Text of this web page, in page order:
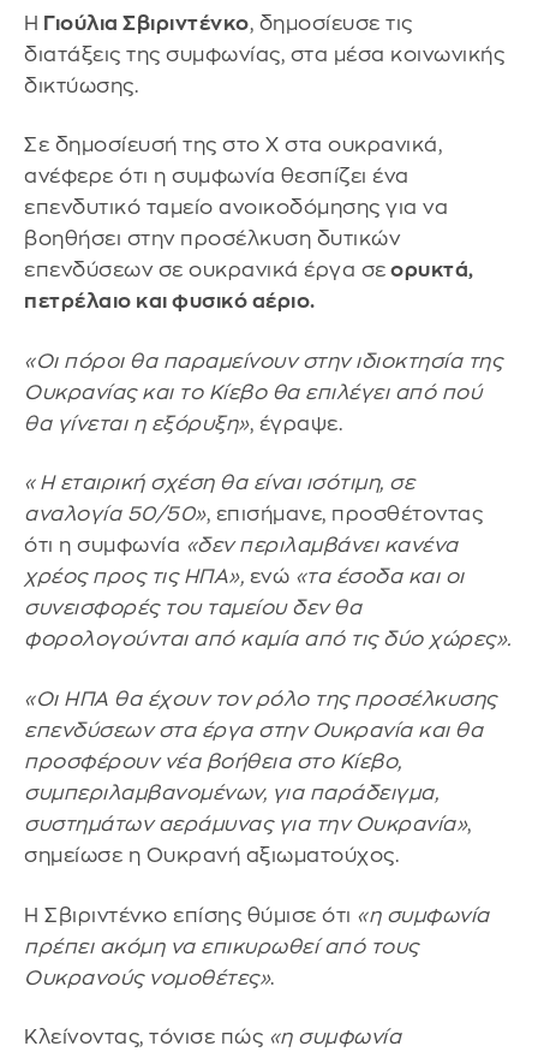
Η Γιούλια Σβιριντένκο, δημοσίευσε τις
διατάξεις της συμφωνίας, στα μέσα κοινωνικής
δικτύωσης.
Σε δημοσίευσή της στο X στα ουκρανικά,
ανέφερε ότι η συμφωνία θεσπίζει ένα
επενδυτικό ταμείο ανοικοδόμησης για να
βοηθήσει στην προσέλκυση δυτικών
επενδύσεων σε ουκρανικά έργα σε ορυκτά,
πετρέλαιο και φυσικό αέριο.
«Οι πόροι θα παραμείνουν στην ιδιοκτησία της
Ουκρανίας και το Κίεβο θα επιλέγει από πού
θα γίνεται η εξόρυξη», έγραψε.
«Η εταιρική σχέση θα είναι ισότιμη, σε
αναλογία 50/50», επισήμανε, προσθέτοντας
ότι η συμφωνία «δεν περιλαμβάνει κανένα
χρέος προς τις ΗΠΑ», ενώ «τα έσοδα και οι
συνεισφορές του ταμείου δεν θα
φορολογούνται από καμία από τις δύο χώρες».
«Οι ΗΠΑ θα έχουν τον ρόλο της προσέλκυσης
επενδύσεων στα έργα στην Ουκρανία και θα
προσφέρουν νέα βοήθεια στο Κίεβο,
συμπεριλαμβανομένων, για παράδειγμα,
συστημάτων αεράμυνας για την Ουκρανία»,
σημείωσε η Ουκρανή αξιωματούχος.
Η Σβιριντένκο επίσης θύμισε ότι «η συμφωνία
πρέπει ακόμη να επικυρωθεί από τους
Ουκρανούς νομοθέτες».
Κλείνοντας, τόνισε πώς «η συμφωνία